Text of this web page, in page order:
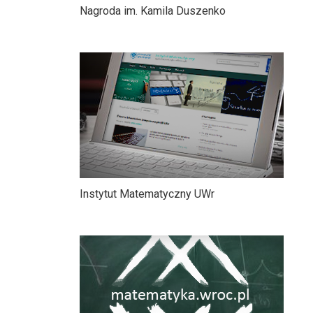
Nagroda im. Kamila Duszenko
Instytut Matematyczny UWr